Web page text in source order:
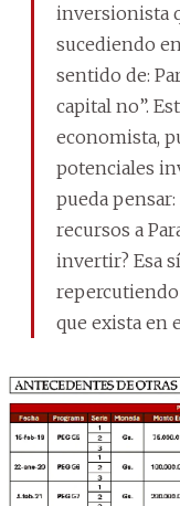
inversionista
sucediendo
sentido de:
capital no”.
economista,
potenciales
pueda pensar:
recursos a
invertir? Esa
que exista en